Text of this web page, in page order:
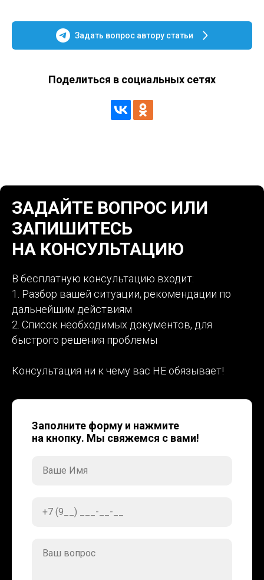
Задать вопрос автору статьи
Поделиться в социальных сетях
ЗАДАЙТЕ ВОПРОС ИЛИ
ЗАПИШИТЕСЬ
НА КОНСУЛЬТАЦИЮ
В бесплатную консультацию входит:
1. Разбор вашей ситуации, рекомендации по
дальнейшим действиям
2. Список необходимых документов, для
быстрого решения проблемы
Консультация ни к чему вас НЕ обязывает!
Заполните форму и нажмите
на кнопку. Мы свяжемся с вами!
Ваше Имя
+7 (9__) ___-__-__
Ваш вопрос